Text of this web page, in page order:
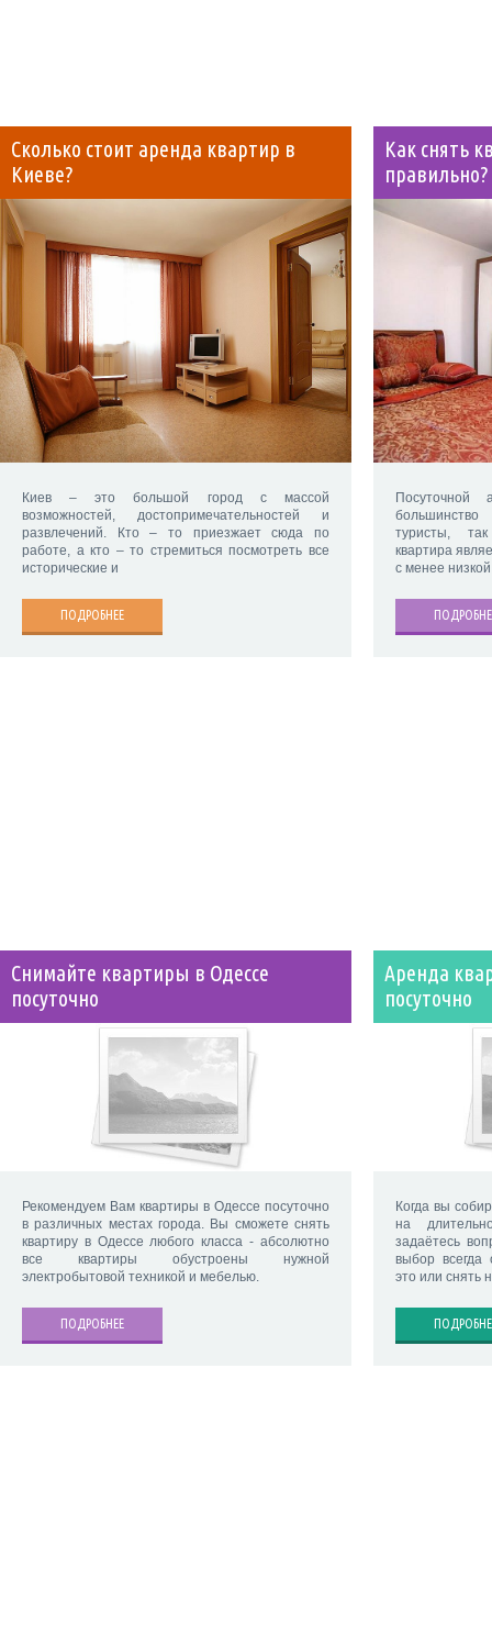
Сколько стоит аренда квартир в
Киеве?
Киев – это большой город с массой
возможностей, достопримечательностей и
развлечений. Кто – то приезжает сюда по
работе, а кто – то стремиться посмотреть все
исторические и
ПОДРОБНЕЕ
Как снять
правильно?
Посуточной
туристы,
квартира
с менее
Снимайте квартиры в Одессе
посуточно
Рекомендуем Вам квартиры в Одессе посуточно
в различных местах города. Вы сможете снять
квартиру в Одессе любого класса - абсолютно
все квартиры обустроены нужной
электробытовой техникой и мебелью.
ПОДРОБНЕЕ
Аренда
посуточно
Когда вы
на
задаётесь
выбор всегда
это или снять